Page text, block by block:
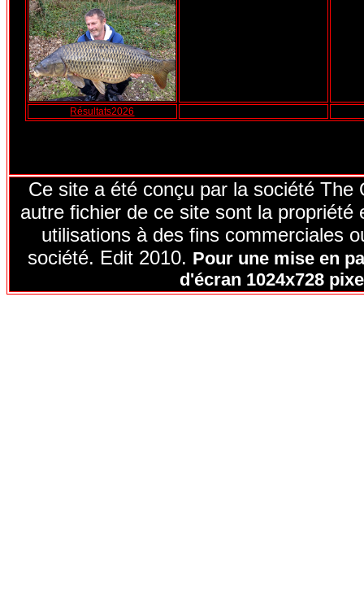
Résultats2026
Ce site a été conçu par la société
autre fichier de ce site sont la
utilisations à des fins commerciales
société. Edit 2010. Pour une mise en
d'écran 1024x728